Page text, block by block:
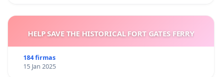
HELP SAVE THE HISTORICAL FORT GATES FERRY
184 firmas
15 Jan 2025